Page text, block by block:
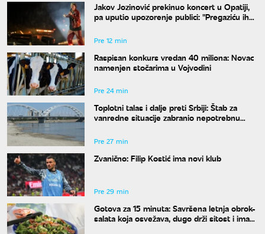
Jakov Jozinović prekinuo koncert u Opatiji,
pa uputio upozorenje publici: "Pregaziću ih
Pre 12 min
Raspisan konkurs vredan 40 miliona: Novac
namenjen stočarima u Vojvodini
Pre 24 min
Toplotni talas i dalje preti Srbiji: Štab za
vanredne situacije zabranio nepotrebnu
Pre 27 min
Zvanično: Filip Kostić ima novi klub
Pre 29 min
Gotova za 15 minuta: Savršena letnja obrok-
salata koja osvežava, dugo drži sitost i ima